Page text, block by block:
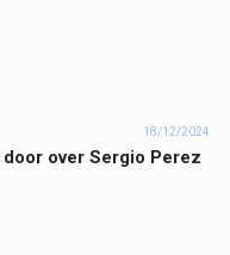
18/12/2024
over Sergio Perez